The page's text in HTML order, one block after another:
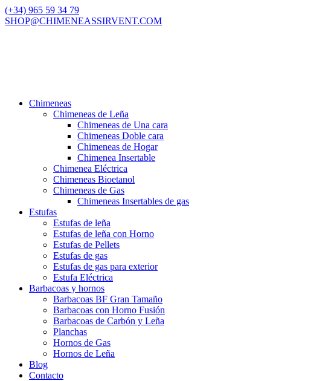
(+34) 965 59 34 79
SHOP@CHIMENEASSIRVENT.COM
Chimeneas
Chimeneas de Leña
Chimeneas de Una cara
Chimeneas Doble cara
Chimeneas de Hogar
Chimenea Insertable
Chimenea Eléctrica
Chimeneas Bioetanol
Chimeneas de Gas
Chimeneas Insertables de gas
Estufas
Estufas de leña
Estufas de leña con Horno
Estufas de Pellets
Estufas de gas
Estufas de gas para exterior
Estufa Eléctrica
Barbacoas y hornos
Barbacoas BF Gran Tamaño
Barbacoas con Horno Fusión
Barbacoas de Carbón y Leña
Planchas
Hornos de Gas
Hornos de Leña
Blog
Contacto